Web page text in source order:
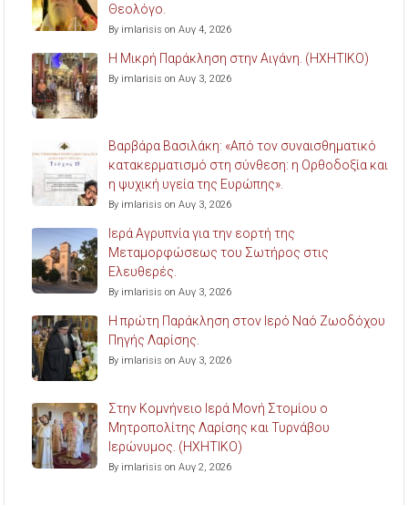
Θεολόγο.
By imlarisis on Αυγ 4, 2026
Η Μικρή Παράκληση στην Αιγάνη. (ΗΧΗΤΙΚΟ)
By imlarisis on Αυγ 3, 2026
Βαρβάρα Βασιλάκη: «Από τον συναισθηματικό
κατακερματισμό στη σύνθεση: η Ορθοδοξία και
η ψυχική υγεία της Ευρώπης».
By imlarisis on Αυγ 3, 2026
Ιερά Αγρυπνία για την εορτή της
Μεταμορφώσεως του Σωτήρος στις
Ελευθερές.
By imlarisis on Αυγ 3, 2026
Η πρώτη Παράκληση στον Ιερό Ναό Ζωοδόχου
Πηγής Λαρίσης.
By imlarisis on Αυγ 3, 2026
Στην Κομνήνειο Ιερά Μονή Στομίου ο
Μητροπολίτης Λαρίσης και Τυρνάβου
Ιερώνυμος. (ΗΧΗΤΙΚΟ)
By imlarisis on Αυγ 2, 2026